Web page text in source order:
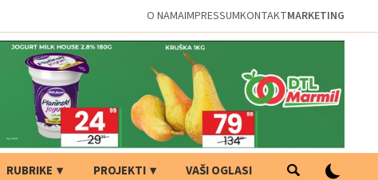
O NAMAIMPRESSUMKONTAKTMARKETING
RUBRIKE PROJEKTI VAŠI OGLASI